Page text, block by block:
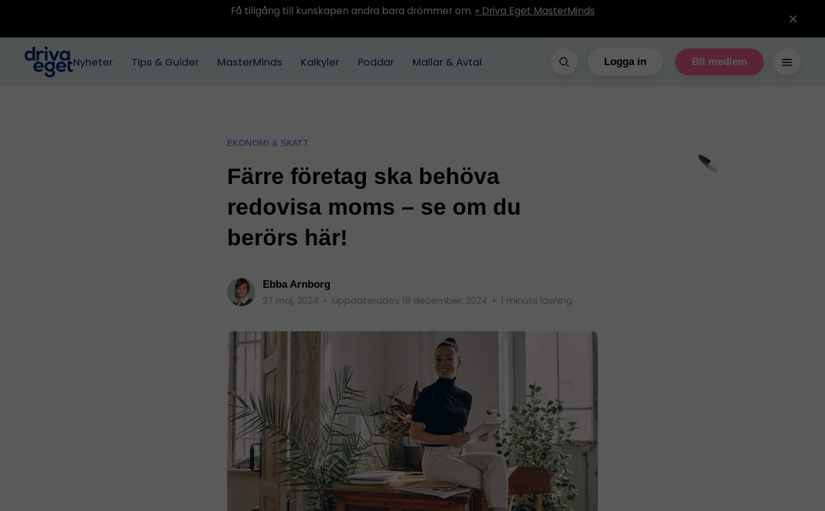
Få tillgång till kunskapen andra bara drömmer om. » Driva Eget MasterMinds
Nyheter Tips & Guider MasterMinds Kalkyler Poddar Mallar & Avtal Logga in Bli medlem
EKONOMI & SKATT
Färre företag ska behöva
redovisa moms – se om du
berörs här!
Ebba Arnborg
27 maj, 2024 • Uppdaterades 18 december, 2024 • 1 minuts läsning